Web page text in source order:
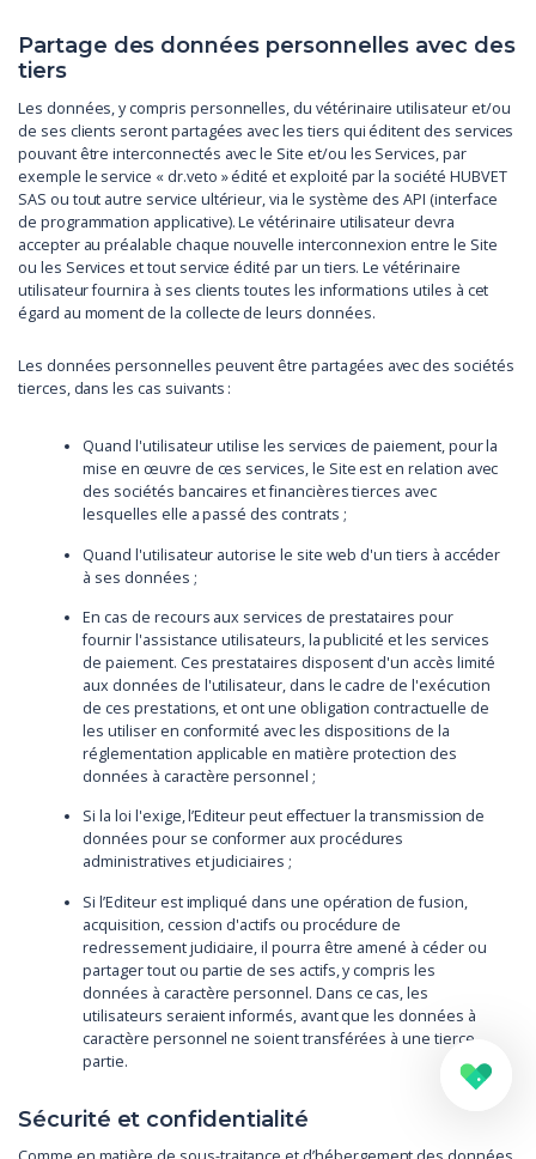
Partage des données personnelles avec des
tiers
Les données, y compris personnelles, du vétérinaire utilisateur et/ou
de ses clients seront partagées avec les tiers qui éditent des services
pouvant être interconnectés avec le Site et/ou les Services, par
exemple le service « dr.veto » édité et exploité par la société HUBVET
SAS ou tout autre service ultérieur, via le système des API (interface
de programmation applicative). Le vétérinaire utilisateur devra
accepter au préalable chaque nouvelle interconnexion entre le Site
ou les Services et tout service édité par un tiers. Le vétérinaire
utilisateur fournira à ses clients toutes les informations utiles à cet
égard au moment de la collecte de leurs données.
Les données personnelles peuvent être partagées avec des sociétés
tierces, dans les cas suivants :
Quand l'utilisateur utilise les services de paiement, pour la
mise en œuvre de ces services, le Site est en relation avec
des sociétés bancaires et financières tierces avec
lesquelles elle a passé des contrats ;
Quand l'utilisateur autorise le site web d'un tiers à accéder
à ses données ;
En cas de recours aux services de prestataires pour
fournir l'assistance utilisateurs, la publicité et les services
de paiement. Ces prestataires disposent d'un accès limité
aux données de l'utilisateur, dans le cadre de l'exécution
de ces prestations, et ont une obligation contractuelle de
les utiliser en conformité avec les dispositions de la
réglementation applicable en matière protection des
données à caractère personnel ;
Si la loi l'exige, l’Editeur peut effectuer la transmission de
données pour se conformer aux procédures
administratives et judiciaires ;
Si l’Editeur est impliqué dans une opération de fusion,
acquisition, cession d'actifs ou procédure de
redressement judiciaire, il pourra être amené à céder ou
partager tout ou partie de ses actifs, y compris les
données à caractère personnel. Dans ce cas, les
utilisateurs seraient informés, avant que les données à
caractère personnel ne soient transférées à une tierce
partie.
Sécurité et confidentialité